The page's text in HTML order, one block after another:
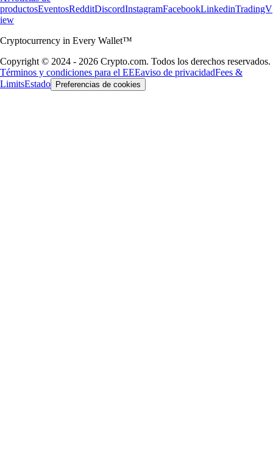
productosEventosRedditDiscordInstagramFacebookLinkedinTradingV
iew
Cryptocurrency in Every Wallet™
Copyright © 2024 - 2026 Crypto.com. Todos los derechos reservados.
Términos y condiciones para el EEEaviso de privacidadFees &
LimitsEstado Preferencias de cookies